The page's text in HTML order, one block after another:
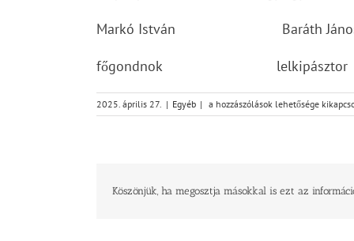
Markó István Baráth
főgondnok lelkipásztor
2025. április 27. | Egyéb | Magyar
Református
a hozzászólások lehetősége
Köszönjük, ha megosztja másokkal is ezt az